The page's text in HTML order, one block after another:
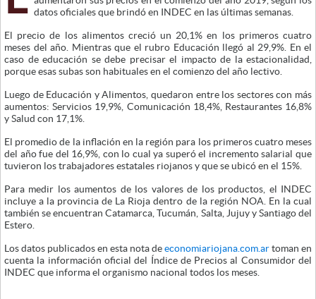
datos oficiales que brindó en INDEC en las últimas semanas.
El precio de los alimentos creció un 20,1% en los primeros cuatro
meses del año. Mientras que el rubro Educación llegó al 29,9%. En el
caso de educación se debe precisar el impacto de la estacionalidad,
porque esas subas son habituales en el comienzo del año lectivo.
Luego de Educación y Alimentos, quedaron entre los sectores con más
aumentos: Servicios 19,9%, Comunicación 18,4%, Restaurantes 16,8%
y Salud con 17,1%.
El promedio de la inflación en la región para los primeros cuatro meses
del año fue del 16,9%, con lo cual ya superó el incremento salarial que
tuvieron los trabajadores estatales riojanos y que se ubicó en el 15%.
Para medir los aumentos de los valores de los productos, el INDEC
incluye a la provincia de La Rioja dentro de la región NOA. En la cual
también se encuentran Catamarca, Tucumán, Salta, Jujuy y Santiago del
Estero.
Los datos publicados en esta nota deeconomiariojana.com.artoman en
cuenta la información oficial del Índice de Precios al Consumidor del
INDEC que informa el organismo nacional todos los meses.